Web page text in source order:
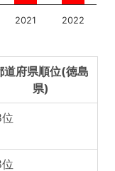
2021 2022
道府県順位(徳島
県)